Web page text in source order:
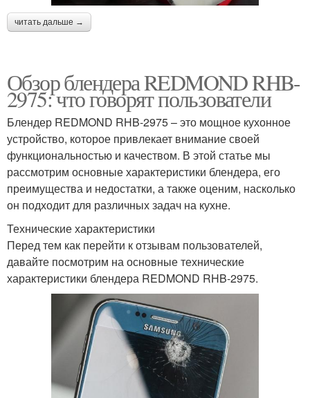
читать дальше →
Обзор блендера REDMOND RHB-
2975: что говорят пользователи
Блендер REDMOND RHB-2975 – это мощное кухонное
устройство, которое привлекает внимание своей
функциональностью и качеством. В этой статье мы
рассмотрим основные характеристики блендера, его
преимущества и недостатки, а также оценим, насколько
он подходит для различных задач на кухне.
Технические характеристики
Перед тем как перейти к отзывам пользователей,
давайте посмотрим на основные технические
характеристики блендера REDMOND RHB-2975.